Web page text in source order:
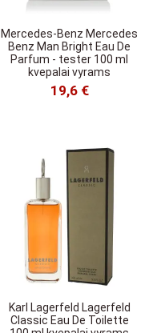
Mercedes-Benz Mercedes
Benz Man Bright Eau De
Parfum - tester 100 ml
kvepalai vyrams
19,6 €
Karl Lagerfeld Lagerfeld
Classic Eau De Toilette